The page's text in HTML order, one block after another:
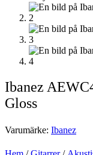
Ibanez
Gloss
Varumärke: Ibanez